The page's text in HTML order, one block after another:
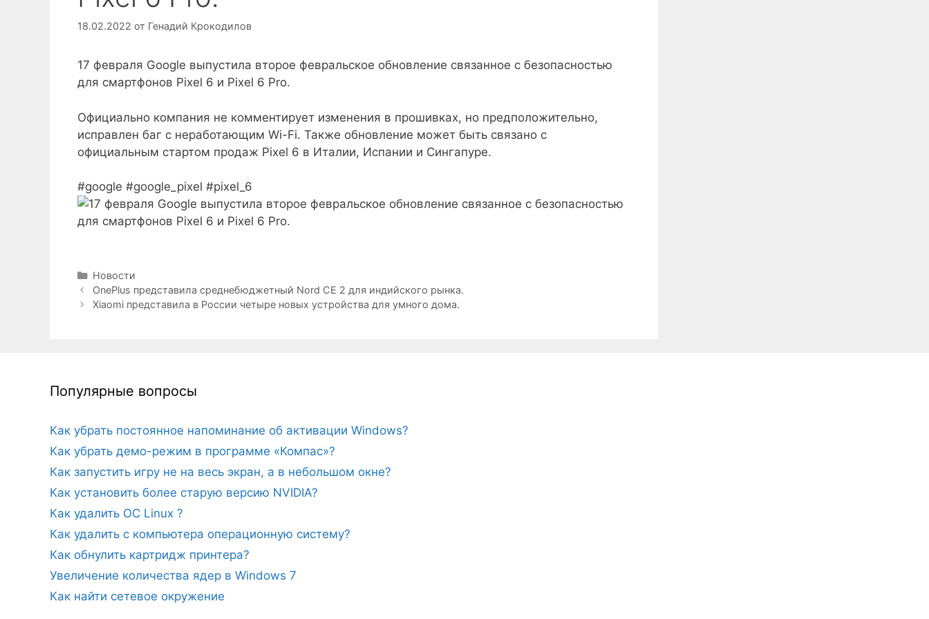
18.02.2022 от Генадий Крокодилов
17 февраля Google выпустила второе февральское обновление связанное с безопасностью
для смартфонов Pixel 6 и Pixel 6 Pro.
Официально компания не комментирует изменения в прошивках, но предположительно,
исправлен баг с неработающим Wi-Fi. Также обновление может быть связано с
официальным стартом продаж Pixel 6 в Италии, Испании и Сингапуре.
#google #google_pixel #pixel_6
Рубрики
Новости
OnePlus представила среднебюджетный Nord CE 2 для индийского рынка.
Xiaomi представила в России четыре новых устройства для умного дома.
Популярные вопросы
Как убрать постоянное напоминание об активации Windows?
Как убрать демо-режим в программе «Компас»?
Как запустить игру не на весь экран, а в небольшом окне?
Как установить более старую версию NVIDIA?
Как удалить ОС Linux ?
Как удалить с компьютера операционную систему?
Как обнулить картридж принтера?
Увеличение количества ядер в Windows 7
Как найти сетевое окружение